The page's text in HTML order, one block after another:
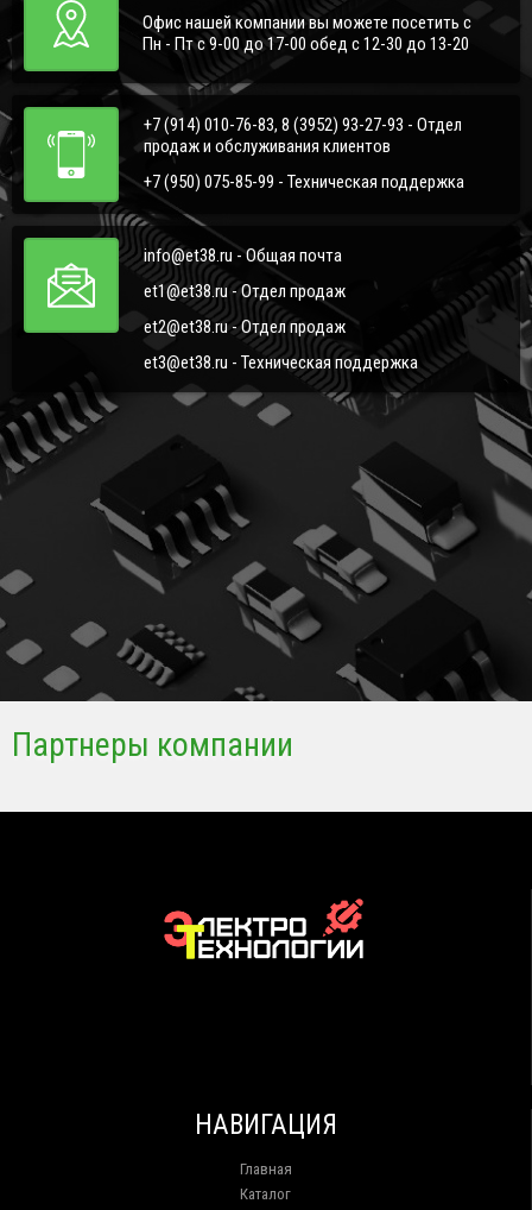
Офис нашей компании вы можете посетить с
Пн - Пт с 9-00 до 17-00 обед с 12-30 до 13-20
+7 (914) 010-76-83, 8 (3952) 93-27-93 - Отдел
продаж и обслуживания клиентов
+7 (950) 075-85-99 - Техническая поддержка
info@et38.ru - Общая почта
et1@et38.ru - Отдел продаж
et2@et38.ru - Отдел продаж
et3@et38.ru - Техническая поддержка
Партнеры компании
НАВИГАЦИЯ
Главная
Каталог